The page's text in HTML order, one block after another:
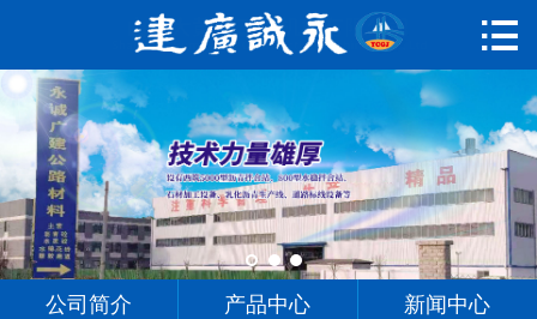
 首页
公司简介
产品中心
新闻中心
案例展示

公司简介 产品中心 新闻中心